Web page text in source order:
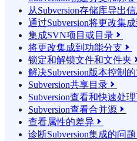
从Subversion存储库导出
通过Subversion将更改集
集成SVN项目或目录 
将更改集成到功能分支 
锁定和解锁文件和文件夹
解决Subversion版本控制
Subversion共享目录 
Subversion查看和快速处
Subversion查看合并源 
查看属性的差异 
诊断Subversion集成的问题